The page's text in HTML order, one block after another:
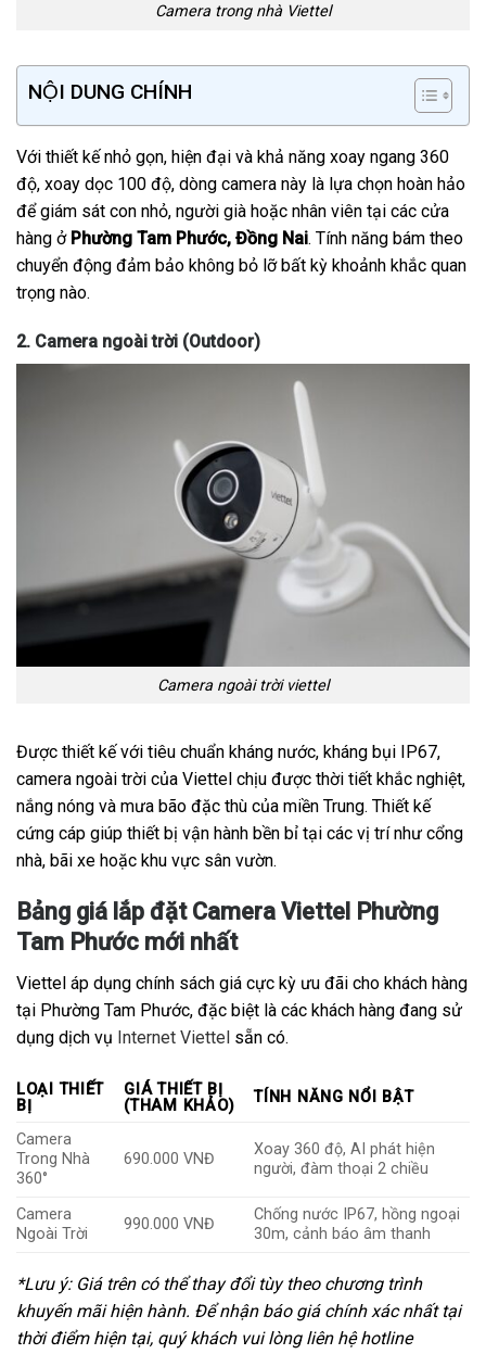
Camera trong nhà Viettel
NỘI DUNG CHÍNH
Với thiết kế nhỏ gọn, hiện đại và khả năng xoay ngang 360
độ, xoay dọc 100 độ, dòng camera này là lựa chọn hoàn hảo
để giám sát con nhỏ, người già hoặc nhân viên tại các cửa
hàng ở Phường Tam Phước, Đồng Nai. Tính năng bám theo
chuyển động đảm bảo không bỏ lỡ bất kỳ khoảnh khắc quan
trọng nào.
2. Camera ngoài trời (Outdoor)
Camera ngoài trời viettel
Được thiết kế với tiêu chuẩn kháng nước, kháng bụi IP67,
camera ngoài trời của Viettel chịu được thời tiết khắc nghiệt,
nắng nóng và mưa bão đặc thù của miền Trung. Thiết kế
cứng cáp giúp thiết bị vận hành bền bỉ tại các vị trí như cổng
nhà, bãi xe hoặc khu vực sân vườn.
Bảng giá lắp đặt Camera Viettel Phường
Tam Phước mới nhất
Viettel áp dụng chính sách giá cực kỳ ưu đãi cho khách hàng
tại Phường Tam Phước, đặc biệt là các khách hàng đang sử
dụng dịch vụ Internet Viettel sẵn có.
LOẠI THIẾT
BỊ
GIÁ THIẾT BỊ
(THAM KHẢO)
TÍNH NĂNG NỔI BẬT
Camera
Trong Nhà
360°
690.000 VNĐ
Xoay 360 độ, AI phát hiện
người, đàm thoại 2 chiều
Camera
Ngoài Trời
990.000 VNĐ
Chống nước IP67, hồng ngoại
30m, cảnh báo âm thanh
*Lưu ý: Giá trên có thể thay đổi tùy theo chương trình
khuyến mãi hiện hành. Để nhận báo giá chính xác nhất tại
thời điểm hiện tại, quý khách vui lòng liên hệ hotline